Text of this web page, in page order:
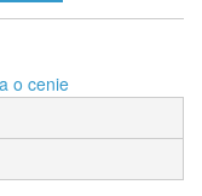
o cenie